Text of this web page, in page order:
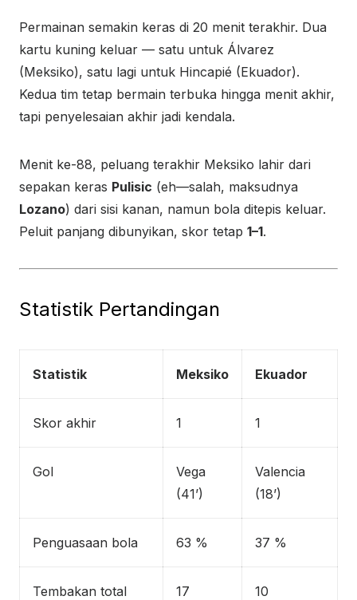
Permainan semakin keras di 20 menit terakhir. Dua
kartu kuning keluar — satu untuk Álvarez
(Meksiko), satu lagi untuk Hincapié (Ekuador).
Kedua tim tetap bermain terbuka hingga menit akhir,
tapi penyelesaian akhir jadi kendala.
Menit ke-88, peluang terakhir Meksiko lahir dari
sepakan keras Pulisic (eh—salah, maksudnya
Lozano) dari sisi kanan, namun bola ditepis keluar.
Peluit panjang dibunyikan, skor tetap 1–1.
Statistik Pertandingan
Statistik Meksiko Ekuador
Skor akhir 1 1
Gol
Vega
(41’)
Valencia
(18’)
Penguasaan bola 63 % 37 %
Tembakan total 17 10